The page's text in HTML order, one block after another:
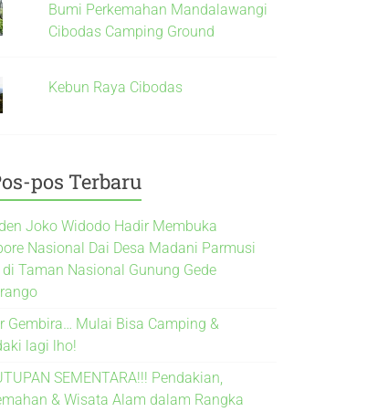
Bumi Perkemahan Mandalawangi
Cibodas Camping Ground
Kebun Raya Cibodas
pos Terbaru
Joko Widodo Hadir Membuka
Nasional Dai Desa Madani Parmusi
Taman Nasional Gunung Gede
Gembira… Mulai Bisa Camping &
lagi lho!
SEMENTARA!!! Pendakian,
& Wisata Alam dalam Rangka